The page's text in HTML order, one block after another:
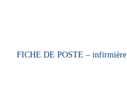
FICHE DE POSTE – infirmière